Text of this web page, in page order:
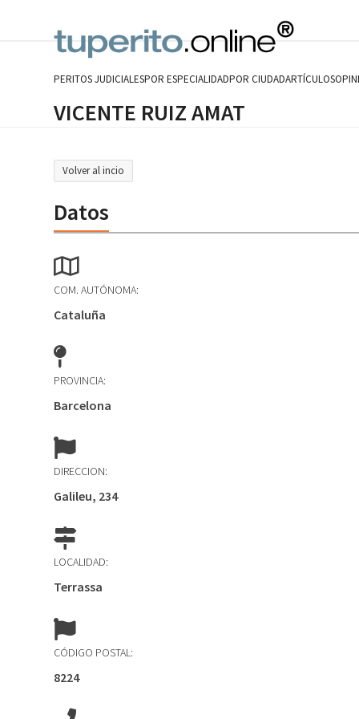
PERITOS JUDICIALESPOR ESPECIALIDADPOR CIUDADARTÍCULOS
VICENTE RUIZ AMAT
Volver al incio
Datos
COM. AUTÓNOMA:
Cataluña
PROVINCIA:
Barcelona
DIRECCION:
Galileu, 234
LOCALIDAD:
Terrassa
CÓDIGO POSTAL:
8224